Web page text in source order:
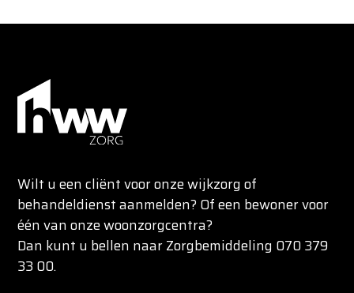
Wilt u een cliënt voor onze wijkzorg of
behandeldienst aanmelden? Of een bewoner voor
één van onze woonzorgcentra?
Dan kunt u bellen naar Zorgbemiddeling 070 379
33 00.